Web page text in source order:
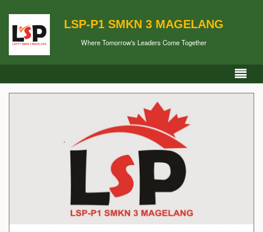
LSP-P1 SMKN 3 MAGELANG
Where Tomorrow's Leaders Come Together